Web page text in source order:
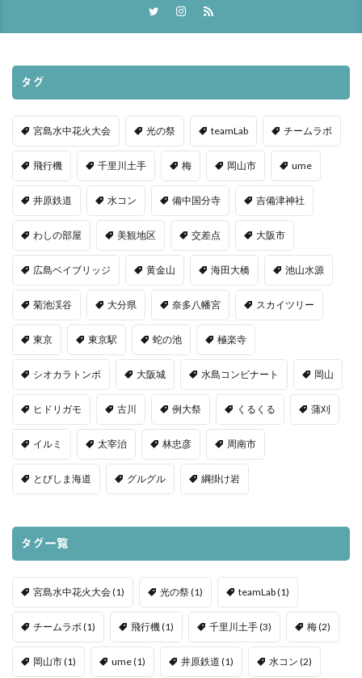
タグ
宮島水中花火大会 光の祭 teamLab チームラボ
飛行機 千里川土手 梅 岡山市 ume
井原鉄道 水コン 備中国分寺 吉備津神社
わしの部屋 美観地区 交差点 大阪市
広島ベイブリッジ 黄金山 海田大橋 池山水源
菊池渓谷 大分県 奈多八幡宮 スカイツリー
東京 東京駅 蛇の池 極楽寺
シオカラトンボ 大阪城 水島コンビナート 岡山
ヒドリガモ 古川 例大祭 くるくる 蒲刈
イルミ 太宰治 林忠彦 周南市
とびしま海道 グルグル 綱掛け岩
タグ一覧
宮島水中花火大会(1) 光の祭(1) teamLab(1)
チームラボ (1) 飛行機(1) 千里川土手(3) 梅(2)
岡山市(1) ume(1) 井原鉄道 (1) 水コン (2)